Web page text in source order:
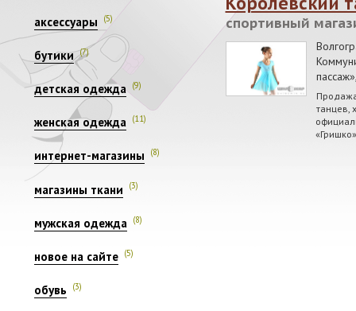
аксессуары (5)
бутики (7)
детская одежда (9)
женская одежда (11)
интернет-магазины (8)
магазины ткани (3)
мужская одежда (8)
новое на сайте (5)
обувь (3)
спортивный
танцев,